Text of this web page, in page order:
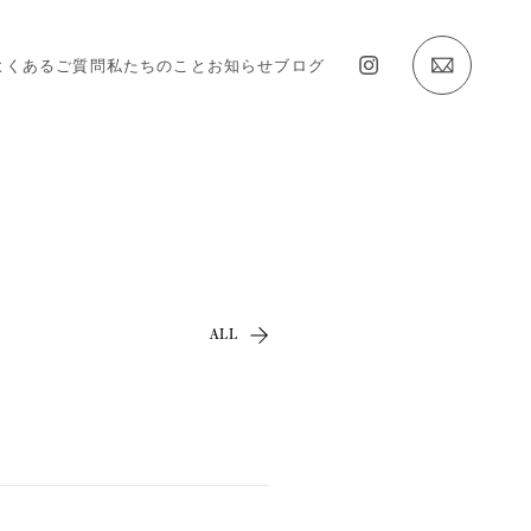
くあるご質問私たちのこと お知らせブログ
ALL